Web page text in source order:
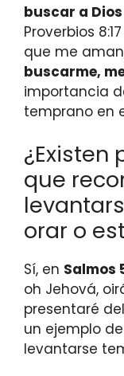
buscar a
Proverbios
que me
buscarme,
importancia
temprano en
¿Existen
que
orar o
Sí, en Salmos
oh Jehová,
presentaré
un ejemplo
levantarse